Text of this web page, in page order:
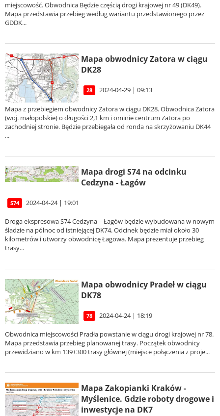
miejscowość. Obwodnica Będzie częścią drogi krajowej nr 49 (DK49).
Mapa przedstawia przebieg według wariantu przedstawionego przez
GDDK...
Mapa obwodnicy Zatora w ciągu
DK28
28 2024-04-29 | 09:13
Mapa z przebiegiem obwodnicy Zatora w ciągu DK28. Obwodnica Zatora
(woj. małopolskie) o długości 2,1 km i ominie centrum Zatora po
zachodniej stronie. Będzie przebiegała od ronda na skrzyżowaniu DK44
...
Mapa drogi S74 na odcinku
Cedzyna - Łagów
S74 2024-04-24 | 19:01
Droga ekspresowa S74 Cedzyna – Łagów będzie wybudowana w nowym
śladzie na północ od istniejącej DK74. Odcinek będzie miał około 30
kilometrów i utworzy obwodnicę Łagowa. Mapa prezentuje przebieg
trasy...
Mapa obwodnicy Pradeł w ciągu
DK78
78 2024-04-24 | 18:19
Obwodnica miejscowości Pradła powstanie w ciągu drogi krajowej nr 78.
Mapa przedstawia przebieg planowanej trasy. Początek obwodnicy
przewidziano w km 139+300 trasy głównej (miejsce połączenia z proje...
Mapa Zakopianki Kraków -
Myślenice. Gdzie roboty drogowe i
inwestycje na DK7